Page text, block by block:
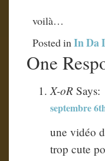
voilà…
Posted in In Da
One
X-oR Says:
septembre
une vidéo
trop cute